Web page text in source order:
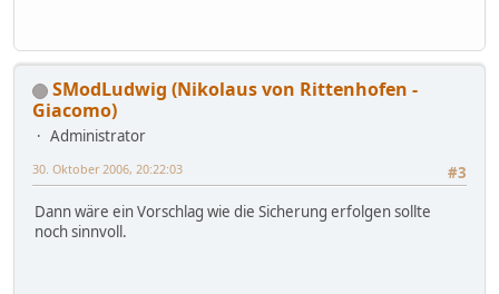
SModLudwig (Nikolaus von Rittenhofen -
Giacomo)
Administrator
#3
30. Oktober 2006, 20:22:03
Dann wäre ein Vorschlag wie die Sicherung erfolgen sollte
noch sinnvoll.